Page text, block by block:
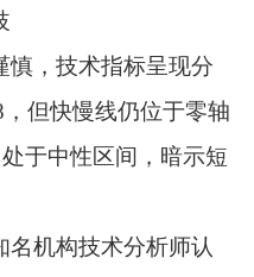
，技术指标呈现分
但快慢线仍位于零轴
处于中性区间，暗示短
机构技术分析师认